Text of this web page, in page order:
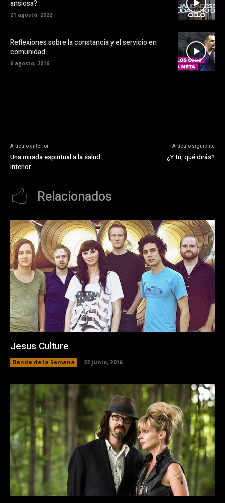
ansiosa?
21 agosto, 2022
Reflexiones sobre la constancia y el servicio en
comunidad
6 agosto, 2016
Artículo anterior
Una mirada espiritual a la salud
interior
Artículo siguiente
¿Y tú, qué dirás?
Relacionados
Jesus Culture
Banda de la Semana 22 junio, 2016